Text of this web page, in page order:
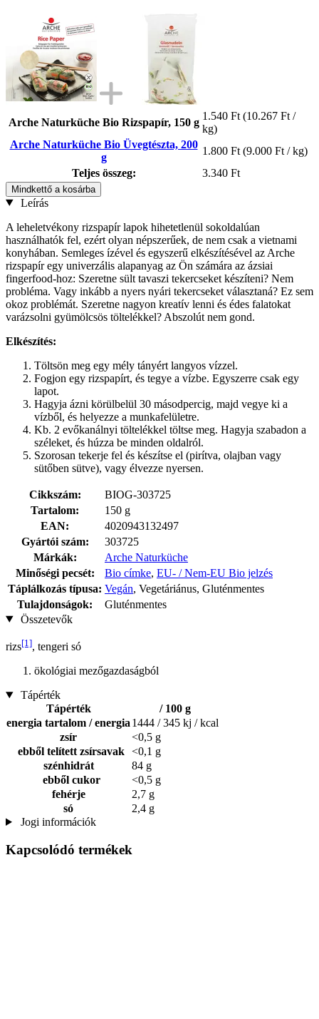
Arche Naturküche Bio Rizspapír, 150 g
1.540 Ft (10.267 Ft /
kg)
Arche Naturküche Bio Üvegtészta, 200
g
1.800 Ft (9.000 Ft / kg)
Teljes összeg:
3.340 Ft
Mindkettő a kosárba
Leírás
A leheletvékony rizspapír lapok hihetetlenül sokoldalúan
használhatók fel, ezért olyan népszerűek, de nem csak a vietnami
konyhában. Semleges ízével és egyszerű elkészítésével az Arche
rizspapír egy univerzális alapanyag az Ön számára az ázsiai
fingerfood-hoz: Szeretne sült tavaszi tekercseket készíteni? Nem
probléma. Vagy inkább a nyers nyári tekercseket választaná? Ez sem
okoz problémát. Szeretne nagyon kreatív lenni és édes falatokat
varázsolni gyümölcsös töltelékkel? Abszolút nem gond.
Elkészítés:
Töltsön meg egy mély tányért langyos vízzel.
Fogjon egy rizspapírt, és tegye a vízbe. Egyszerre csak egy
lapot.
Hagyja ázni körülbelül 30 másodpercig, majd vegye ki a
vízből, és helyezze a munkafelületre.
Kb. 2 evőkanálnyi töltelékkel töltse meg. Hagyja szabadon a
széleket, és húzza be minden oldalról.
Szorosan tekerje fel és készítse el (pirítva, olajban vagy
sütőben sütve), vagy élvezze nyersen.
Cikkszám:
BIOG-303725
Tartalom:
150 g
EAN:
4020943132497
Gyártói szám:
303725
Márkák:
Arche Naturküche
Minőségi pecsét:
Bio címke, EU- / Nem-EU Bio jelzés
Táplálkozás típusa: Vegán, Vegetáriánus, Gluténmentes
Tulajdonságok:
Gluténmentes
Összetevők
rizs[1], tengeri só
ökológiai mezőgazdaságból
Tápérték
Tápérték
/ 100 g
energia tartalom / energia 1444 / 345 kj / kcal
zsír
<0,5 g
ebből telített zsírsavak <0,1 g
szénhidrát
84 g
ebből cukor
<0,5 g
fehérje
2,7 g
só
2,4 g
Jogi információk
Kapcsolódó termékek